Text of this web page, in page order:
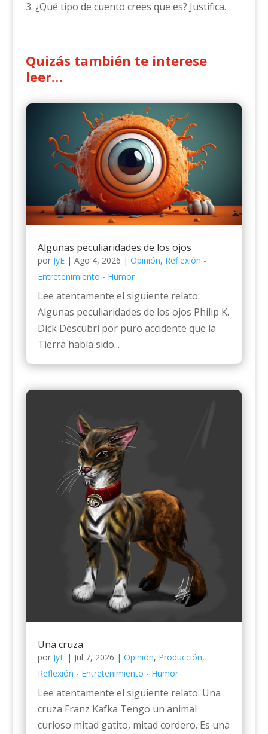
3. ¿Qué tipo de cuento crees que es? Justifica.
Quizás también te interese
leer…
Algunas peculiaridades de los ojos
por JyE| Ago 4, 2026 | Opinión, Reflexión -
Entretenimiento - Humor
Lee atentamente el siguiente relato:
Algunas peculiaridades de los ojos Philip K.
Dick Descubrí por puro accidente que la
Tierra había sido...
Una cruza
por JyE| Jul 7, 2026 | Opinión, Producción,
Reflexión - Entretenimiento - Humor
Lee atentamente el siguiente relato: Una
cruza Franz Kafka Tengo un animal
curioso mitad gatito, mitad cordero. Es una